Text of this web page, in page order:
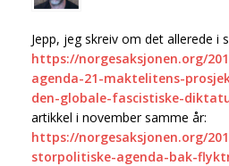
Jepp, jeg skreiv om det allerede i
https://norgesaksjonen.org/
agenda-21-maktelitens-
den-globale-fascistiske-
artikkel i november samme år:
https://norgesaksjonen.org/
storpolitiske-agenda-bak-